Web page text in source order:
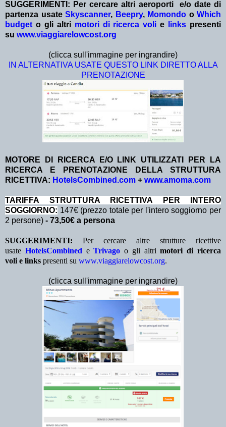
SUGGERIMENTI: Per cercare altri aeroporti e/o date di
partenza usate Skyscanner, Beepry, Momondo o Which
budget o gli altri motori di ricerca voli e links presenti
su www.viaggiarelowcost.org
(clicca sull'immagine per ingrandire)
IN ALTERNATIVA USATE QUESTO LINK DIRETTO ALLA
PRENOTAZIONE
MOTORE DI RICERCA E/O LINK UTILIZZATI PER LA
RICERCA E PRENOTAZIONE DELLA STRUTTURA
RICETTIVA: HotelsCombined.com + www.amoma.com
TA RIFFA STRUTTURA RICETTIVA PER INTERO
SOGGIORNO: 147€ (prezzo totale per l'intero soggiorno per
2 persone) - 73,50€ a persona
SUGGERIMENTI: Per cercare altre strutture ricettive
usate HotelsCombined eTrivago o gli altrimotori di ricerca
voli e links presenti su www.viaggiarelowcost.org.
(clicca sull'immagine per ingrandire)